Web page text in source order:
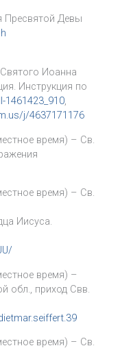
Пресвятой Девы
Иоанна
Инструкция по
,
j/4637171176
время) – Св.
время) – Св.
Иисуса.
время) –
обл., приход Свв.
время) – Св.